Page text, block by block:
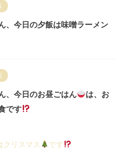
、今日の夕飯は味噌ラーメン
、今日のお昼ごはん
は、お
です
クリスマス です